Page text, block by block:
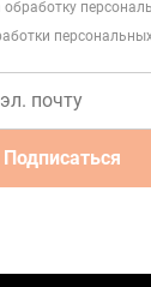
обработку
Подписаться